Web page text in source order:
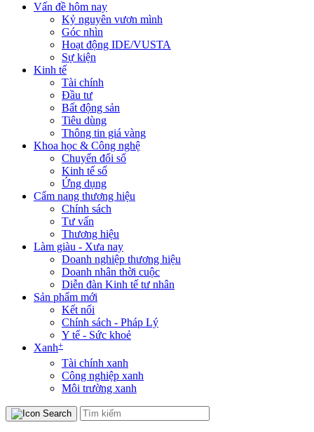
Vấn đề hôm nay
Kỷ nguyên vươn mình
Góc nhìn
Hoạt động IDE/VUSTA
Sự kiện
Kinh tế
Tài chính
Đầu tư
Bất động sản
Tiêu dùng
Thông tin giá vàng
Khoa học & Công nghệ
Chuyển đổi số
Kinh tế số
Ứng dụng
Cẩm nang thương hiệu
Chính sách
Tư vấn
Thương hiệu
Làm giàu - Xưa nay
Doanh nghiệp thương hiệu
Doanh nhân thời cuộc
Diễn đàn Kinh tế tư nhân
Sản phẩm mới
Kết nối
Chính sách - Pháp Lý
Y tế - Sức khoẻ
Xanh+
Tài chính xanh
Công nghiệp xanh
Môi trường xanh